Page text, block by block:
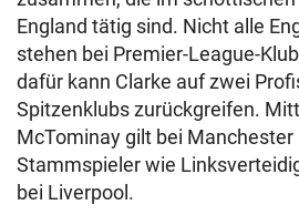
England tätig sind. Nicht alle
stehen bei Premier-League-
dafür kann Clarke auf zwei
Spitzenklubs zurückgreifen.
McTominay gilt bei Manchester
Stammspieler wie
bei Liverpool.